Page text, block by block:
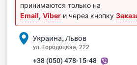
принимаются только на
Email, Viber и через кнопку
Украина, Львов
ул. Городоцкая, 222
+38 (050) 478-15-48